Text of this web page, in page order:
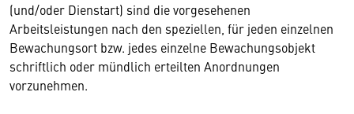
(und/oder Dienstart) sind die vorgesehenen
Arbeitsleistungen nach den speziellen, für jeden einzelnen
Bewachungsort bzw. jedes einzelne Bewachungsobjekt
schriftlich oder mündlich erteilten Anordnungen
vorzunehmen.